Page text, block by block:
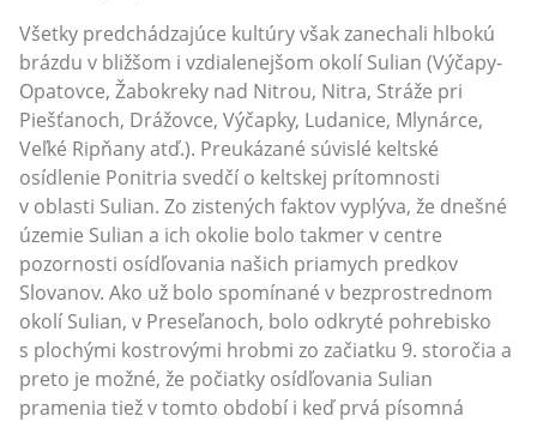
Všetky predchádzajúce kultúry však zanechali hlbokú
brázdu v bližšom i vzdialenejšom okolí Sulian (Výčapy-
Opatovce, Žabokreky nad Nitrou, Nitra, Stráže pri
Piešťanoch, Drážovce, Výčapky, Ludanice, Mlynárce,
Veľké Ripňany atď.). Preukázané súvislé keltské
osídlenie Ponitria svedčí o keltskej prítomnosti
v oblasti Sulian. Zo zistených faktov vyplýva, že dnešné
územie Sulian a ich okolie bolo takmer v centre
pozornosti osídľovania našich priamych predkov
Slovanov. Ako už bolo spomínané v bezprostrednom
okolí Sulian, v Preseľanoch, bolo odkryté pohrebisko
s plochými kostrovými hrobmi zo začiatku 9. storočia a
preto je možné, že počiatky osídľovania Sulian
pramenia tiež v tomto období i keď prvá písomná